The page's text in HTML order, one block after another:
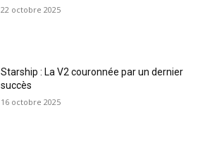
22 octobre 2025
Starship : La V2 couronnée par un dernier
succès
16 octobre 2025